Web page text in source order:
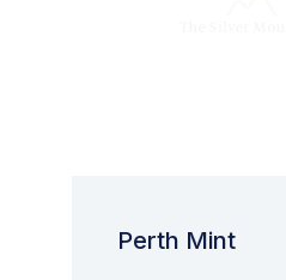
Perth Mint